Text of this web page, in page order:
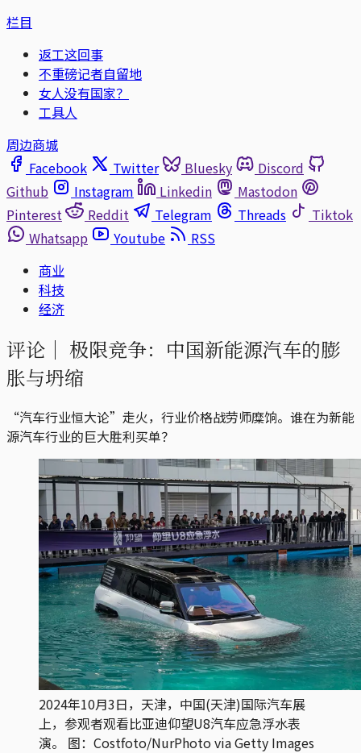
栏目
返工这回事
不重磅记者自留地
女人没有国家？
工具人
周边商城
Facebook
Twitter Bluesky
Discord
Github
Instagram Linkedin
Mastodon
Pinterest
Reddit Telegram Threads
Tiktok
Whatsapp
Youtube
RSS
商业
科技
经济
评论｜ 极限竞争：中国新能源汽车的膨
胀与坍缩
“汽车行业恒大论”走火，行业价格战劳师糜饷。谁在为新能
源汽车行业的巨大胜利买单？
2024年10月3日，天津，中国(天津)国际汽车展
上，参观者观看比亚迪仰望U8汽车应急浮水表
演。 图：Costfoto/NurPhoto via Getty Images